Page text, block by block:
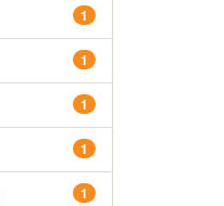
1
1
1
1
1